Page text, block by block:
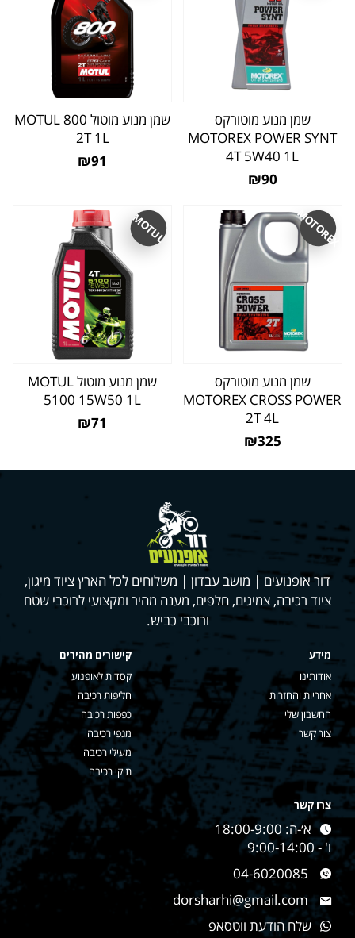
שמן מנוע מוטורקס
MOTOREX POWER SYNT
4T 5W40 1L
₪90
שמן מנוע מוטול MOTUL 800
2T 1L
₪91
MOTOREX
שמן מנוע מוטורקס
MOTOREX CROSS POWER
2T 4L
₪325
MOTUL
שמן מנוע מוטול MOTUL
5100 15W50 1L
₪71
דור אופנועים | מושב עבדון | משלוחים לכל הארץ ציוד מיגון,
ציוד רכיבה, צמיגים, חלפים, מענה מהיר ומקצועי לרוכבי שטח
ורוכבי כביש.
מידע
אודותינו
אחריות והחזרות
החשבון שלי
צור קשר
קישורים מהירים
קסדות לאופנוע
חליפות רכיבה
כפפות רכיבה
מגפי רכיבה
מעילי רכיבה
תיקי רכיבה
צרו קשר
א׳-ה: 18:00-9:00
ו' - 9:00-14:00
04-6020085
dorsharhi@gmail.com
שלח הודעת ווטסאפ